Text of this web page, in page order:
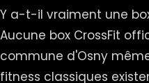
Y a-t-il vraiment une
Aucune box CrossFit
commune d'Osny
fitness classiques